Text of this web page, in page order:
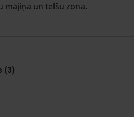
mājiņa un telšu zona.
(3)